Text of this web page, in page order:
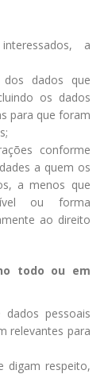
a
dados que
os dados
para que foram
conforme
a quem os
a menos que
ou forma
ao direito
todo ou em
pessoais
relevantes para
digam respeito,